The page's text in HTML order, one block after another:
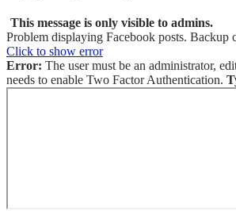
This message is only visible to admins.
Problem displaying Facebook posts. Backup
Click to show error
Error: The user must be an administrator,
needs to enable Two Factor Authentication.